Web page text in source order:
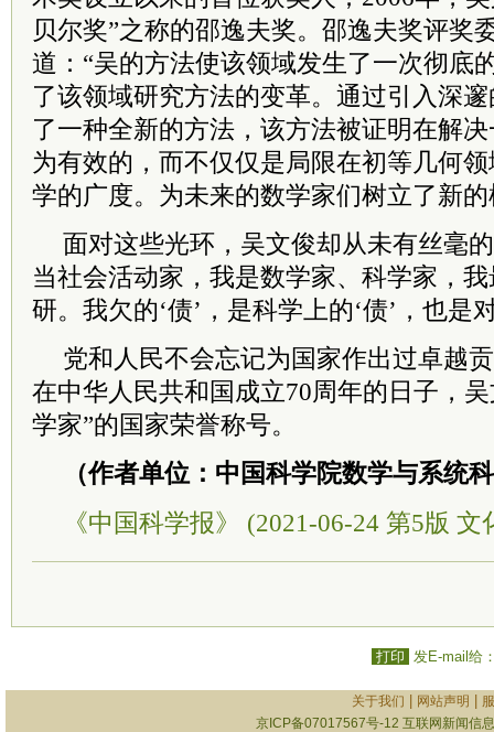
贝尔奖”之称的邵逸夫奖。邵逸夫奖评奖
道：“吴的方法使该领域发生了一次彻底
了该领域研究方法的变革。通过引入深
了一种全新的方法，该方法被证明在解
为有效的，而不仅仅是局限在初等几何
学的广度。为未来的数学家们树立了新的
面对这些光环，吴文俊却从未有丝毫
当社会活动家，我是数学家、科学家，
研。我欠的‘债’，是科学上的‘债’，也是
党和人民不会忘记为国家作出过卓越
在中华人民共和国成立70周年的日子，
学家”的国家荣誉称号。
（作者单位：中国科学院数学与系统
《中国科学报》 (2021-06-24 第5版 文
打印 发E-mail给
关于我们 网站声明
京ICP备07017567号-12 互联网新闻信